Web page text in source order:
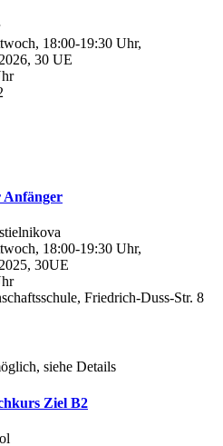
18:00-19:30 Uhr,
30 UE
Anfänger
18:00-19:30 Uhr,
30UE
Friedrich-Duss-Str. 8
siehe Details
Ziel B2